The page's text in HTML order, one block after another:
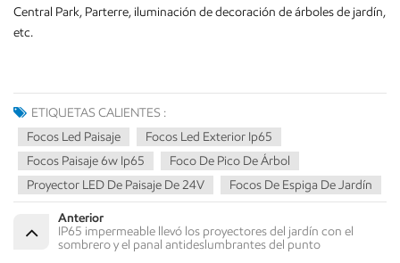
Central Park, Parterre, iluminación de decoración de árboles de jardín,
etc.
ETIQUETAS CALIENTES :
Focos Led Paisaje
Focos Led Exterior Ip65
Focos Paisaje 6w Ip65
Foco De Pico De Árbol
Proyector LED De Paisaje De 24V
Focos De Espiga De Jardín
Anterior
IP65 impermeable llevó los proyectores del jardín con el
sombrero y el panal antideslumbrantes del punto